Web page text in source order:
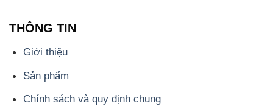
THÔNG TIN
Giới thiệu
Sản phẩm
Chính sách và quy định chung